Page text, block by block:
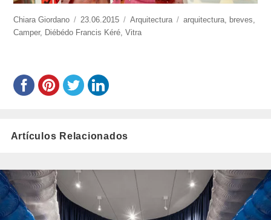
https://www.experimenta.es/author/chiara-
giordano/
Chiara Giordano
Publicado
el
23.06.2015 Categorías
Arquitectura Etiquetas
arquitectura, breves,
Camper, Diébédo Francis Kéré,Vitra
Artículos Relacionados